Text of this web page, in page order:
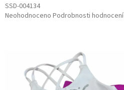
SSD-004134
Průměrné
hvězdiček.
Neohodnoceno Podrobnosti hodnocení